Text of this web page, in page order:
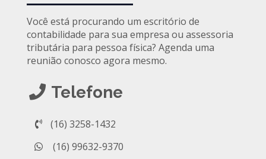
Você está procurando um escritório de
contabilidade para sua empresa ou assessoria
tributária para pessoa física? Agenda uma
reunião conosco agora mesmo.
Telefone
(16) 3258-1432
(16) 99632-9370